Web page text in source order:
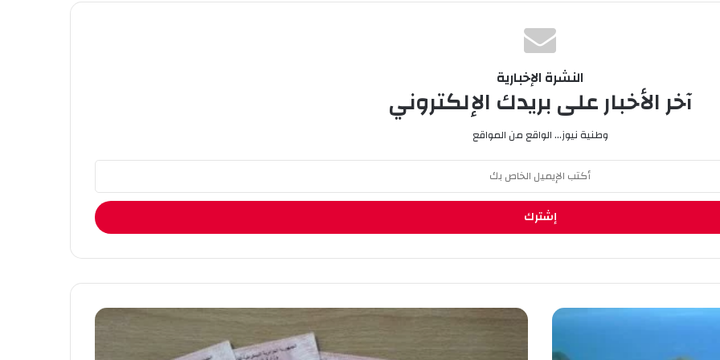
النشرة الإخبارية
آخر الأخبار على بريدك الإلكتروني
وطنية نيوز... الواقع من المواقع
ا